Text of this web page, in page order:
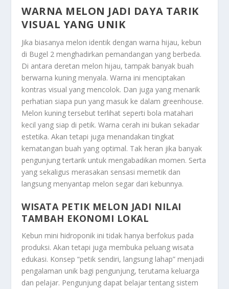
WARNA MELON JADI DAYA TARIK
VISUAL YANG UNIK
Jika biasanya melon identik dengan warna hijau, kebun
di Bugel 2 menghadirkan pemandangan yang berbeda.
Di antara deretan melon hijau, tampak banyak buah
berwarna kuning menyala. Warna ini menciptakan
kontras visual yang mencolok. Dan juga yang menarik
perhatian siapa pun yang masuk ke dalam greenhouse.
Melon kuning tersebut terlihat seperti bola matahari
kecil yang siap di petik. Warna cerah ini bukan sekadar
estetika. Akan tetapi juga menandakan tingkat
kematangan buah yang optimal. Tak heran jika banyak
pengunjung tertarik untuk mengabadikan momen. Serta
yang sekaligus merasakan sensasi memetik dan
langsung menyantap melon segar dari kebunnya.
WISATA PETIK MELON JADI NILAI
TAMBAH EKONOMI LOKAL
Kebun mini hidroponik ini tidak hanya berfokus pada
produksi. Akan tetapi juga membuka peluang wisata
edukasi. Konsep “petik sendiri, langsung lahap” menjadi
pengalaman unik bagi pengunjung, terutama keluarga
dan pelajar. Pengunjung dapat belajar tentang sistem